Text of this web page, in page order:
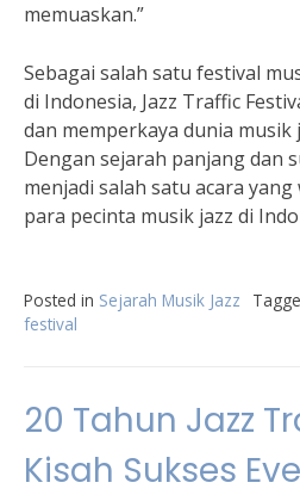
memuaskan.”
Sebagai salah satu festival
di Indonesia, Jazz Traffic
dan memperkaya dunia musik
Dengan sejarah panjang dan
menjadi salah satu acara
para pecinta musik jazz di
Posted in Sejarah Musik Jazz
festival
20 Tahun Jazz
Kisah Sukses